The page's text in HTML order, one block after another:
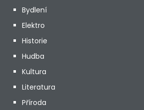
Bydlení
Elektro
Historie
Hudba
Kultura
Literatura
Příroda